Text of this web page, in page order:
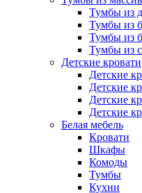
Тумбы из
Тумбы из
Тумбы из
Тумбы из
Детские кровати
Детские
Детские
Детские
Детские
Белая мебель
Кровати
Шкафы
Комоды
Тумбы
Кухни